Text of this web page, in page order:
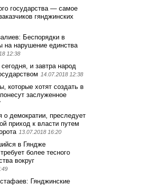
государства — самое
гянджинских
Беспорядки в
на нарушение единства
12:38
и завтра народ
14.07.2018 12:38
которые хотят создать в
заслуженное
демократии, преследует
приход к власти путем
13.07.2018 16:20
в Гяндже
более тесного
вокруг
Гянджинские